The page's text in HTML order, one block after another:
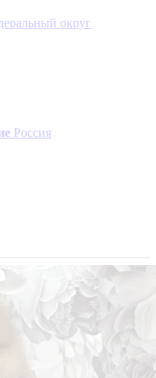
округ
Россия